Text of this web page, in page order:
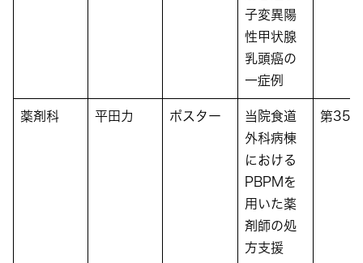
子変異陽
性甲状腺
乳頭癌の
一症例
薬剤科 平田力 ポスター
当院食道
外科病棟
における
PBPMを
用いた薬
剤師の処
方支援
第35回